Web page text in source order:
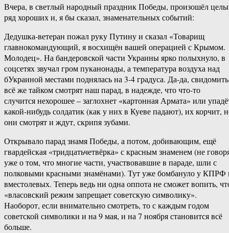
Вчера, в светлый народный праздник Победы, произошёл
ряд хороших и, я бы сказал, знаменательных событий:
Дедушка-ветеран пожал руку Путину и сказал «Товарищ
главнокомандующий, я восхищён вашей операцией с Крымом.
Молодец». На бандеровской части Украины ярко полыхнуло, в
соцсетях звучал гром пуканонады, а температура воздуха над
бУкраиной местами поднялась на 3-4 градуса. Да-да,
всё же тайком смотрят наш парад, в надежде, что что-то
случится нехорошее – заглохнет «картонная Армата» или
какой-нибудь солдатик (как у них в Куеве падают), их корчит,
они смотрят и ждут, скрипя зубами.
Открывало парад знамя Победы, а потом, добивающим, ещё
гвардейская «тридцатьчетвёрка» с красным знаменем (не
уже о том, что многие части, участвовавшие в параде, шли с
полковыми красными знамёнами). Тут уже бомбануло у КПРФ
вместолевых. Теперь ведь ни одна оппота не сможет вопить,
«власовский режим запрещает советскую символику».
Наоборот, если внимательно смотреть, то с каждым годом
советской символики и на 9 мая, и на 7 ноября становится всё
больше.